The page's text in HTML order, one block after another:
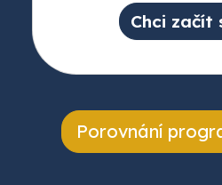
Chci začít
Porovnání